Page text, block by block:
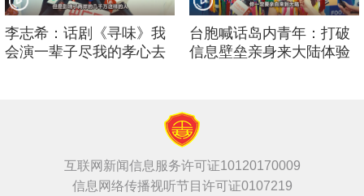
李志希：话剧《寻味》我
会演一辈子尽我的孝心去
台胞喊话岛内青年：打破
信息壁垒亲身来大陆体验
互联网新闻信息服务许可证10120170009
信息网络传播视听节目许可证0107219